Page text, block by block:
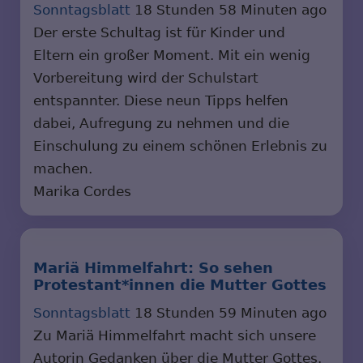
Sonntagsblatt 18 Stunden 58 Minuten ago
Der erste Schultag ist für Kinder und
Eltern ein großer Moment. Mit ein wenig
Vorbereitung wird der Schulstart
entspannter. Diese neun Tipps helfen
dabei, Aufregung zu nehmen und die
Einschulung zu einem schönen Erlebnis zu
machen.
Marika Cordes
Mariä Himmelfahrt: So sehen
Protestant*innen die Mutter Gottes
Sonntagsblatt 18 Stunden 59 Minuten ago
Zu Mariä Himmelfahrt macht sich unsere
Autorin Gedanken über die Mutter Gottes.